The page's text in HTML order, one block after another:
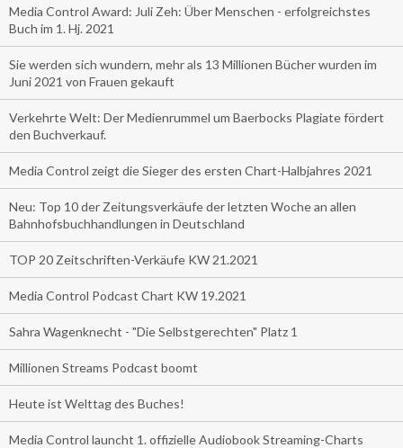
Media Control Award: Juli Zeh: Über Menschen - erfolgreichstes
Buch im 1. Hj. 2021
Sie werden sich wundern, mehr als 13 Millionen Bücher wurden im
Juni 2021 von Frauen gekauft
Verkehrte Welt: Der Medienrummel um Baerbocks Plagiate fördert
den Buchverkauf.
Media Control zeigt die Sieger des ersten Chart-Halbjahres 2021
Neu: Top 10 der Zeitungsverkäufe der letzten Woche an allen
Bahnhofsbuchhandlungen in Deutschland
TOP 20 Zeitschriften-Verkäufe KW 21.2021
Media Control Podcast Chart KW 19.2021
Sahra Wagenknecht - "Die Selbstgerechten" Platz 1
Millionen Streams Podcast boomt
Heute ist Welttag des Buches!
Media Control launcht 1. offizielle Audiobook Streaming-Charts